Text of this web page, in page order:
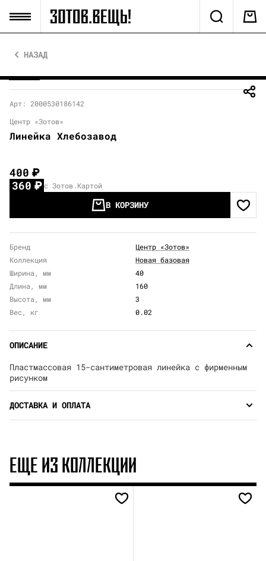
НАЗАД
Арт: 2000530186142
Центр «Зотов»
Линейка Хлебозавод
400₽
360₽ с Зотов.Картой
В КОРЗИНУ
Бренд
Центр «Зотов»
Коллекция
Новая базовая
Ширина, мм
40
Длина, мм
160
Высота, мм
3
Вес, кг
0.02
ОПИСАНИЕ
Пластмассовая 15-сантиметровая линейка с фирменным
рисунком
ДОСТАВКА И ОПЛАТА
ЕЩЕ ИЗ КОЛЛЕКЦИИ